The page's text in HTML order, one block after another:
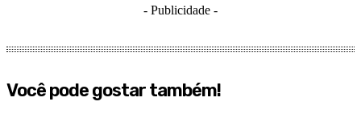
- Publicidade -
Você pode gostar também!